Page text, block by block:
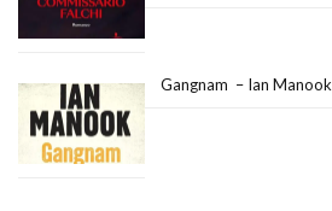
Gangnam – Ian Manook